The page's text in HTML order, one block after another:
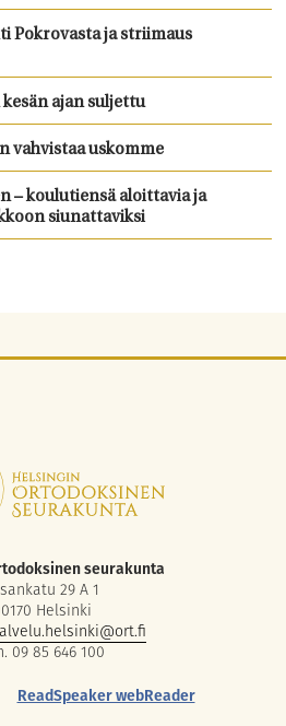
Pokrovasta ja striimaus
ajan suljettu
vahvistaa uskomme
– koulutiensä aloittavia ja
siunattaviksi
seurakunta
29 A 1
Helsinki
09 85 646 100
ReadSpeaker webReader